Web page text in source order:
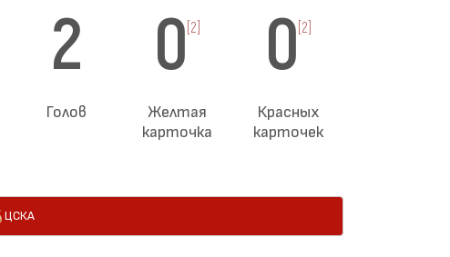
2
Голов
0 [2]
Желтая
карточка
0 [2]
Красных
карточек
ЦСКА